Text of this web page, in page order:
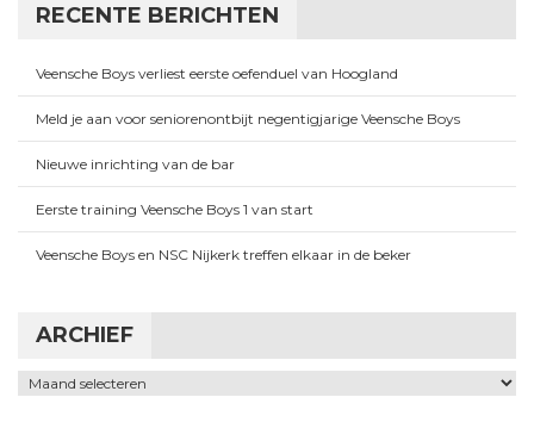
RECENTE BERICHTEN
Veensche Boys verliest eerste oefenduel van Hoogland
Meld je aan voor seniorenontbijt negentigjarige Veensche Boys
Nieuwe inrichting van de bar
Eerste training Veensche Boys 1 van start
Veensche Boys en NSC Nijkerk treffen elkaar in de beker
ARCHIEF
Archief